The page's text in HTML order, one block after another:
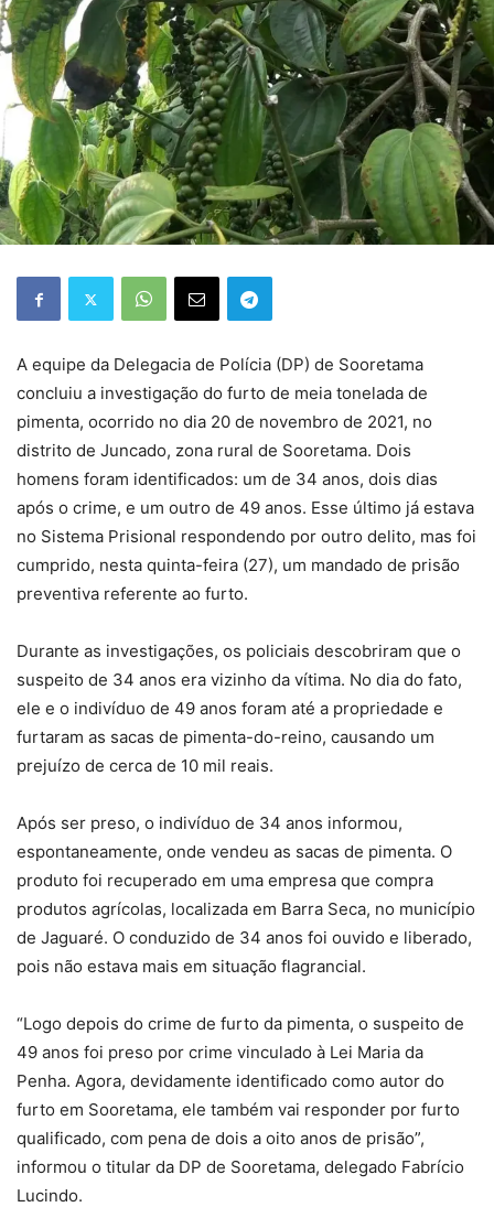
A equipe da Delegacia de Polícia (DP) de Sooretama
concluiu a investigação do furto de meia tonelada de
pimenta, ocorrido no dia 20 de novembro de 2021, no
distrito de Juncado, zona rural de Sooretama. Dois
homens foram identificados: um de 34 anos, dois dias
após o crime, e um outro de 49 anos. Esse último já estava
no Sistema Prisional respondendo por outro delito, mas foi
cumprido, nesta quinta-feira (27), um mandado de prisão
preventiva referente ao furto.
Durante as investigações, os policiais descobriram que o
suspeito de 34 anos era vizinho da vítima. No dia do fato,
ele e o indivíduo de 49 anos foram até a propriedade e
furtaram as sacas de pimenta-do-reino, causando um
prejuízo de cerca de 10 mil reais.
Após ser preso, o indivíduo de 34 anos informou,
espontaneamente, onde vendeu as sacas de pimenta. O
produto foi recuperado em uma empresa que compra
produtos agrícolas, localizada em Barra Seca, no município
de Jaguaré. O conduzido de 34 anos foi ouvido e liberado,
pois não estava mais em situação flagrancial.
“Logo depois do crime de furto da pimenta, o suspeito de
49 anos foi preso por crime vinculado à Lei Maria da
Penha. Agora, devidamente identificado como autor do
furto em Sooretama, ele também vai responder por furto
qualificado, com pena de dois a oito anos de prisão”,
informou o titular da DP de Sooretama, delegado Fabrício
Lucindo.